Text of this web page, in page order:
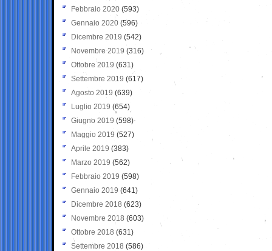
Febbraio 2020 (593)
Gennaio 2020 (596)
Dicembre 2019 (542)
Novembre 2019 (316)
Ottobre 2019 (631)
Settembre 2019 (617)
Agosto 2019 (639)
Luglio 2019 (654)
Giugno 2019 (598)
Maggio 2019 (527)
Aprile 2019 (383)
Marzo 2019 (562)
Febbraio 2019 (598)
Gennaio 2019 (641)
Dicembre 2018 (623)
Novembre 2018 (603)
Ottobre 2018 (631)
Settembre 2018 (586)